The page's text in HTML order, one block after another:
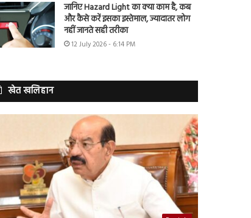
जानिए Hazard Light का क्या काम है, कब
और कैसे करें इसका इस्तेमाल, ज्यादातर लोग
नहीं जानते सही तरीका
12 July 2026 - 6:14 PM
खेत खलिहान